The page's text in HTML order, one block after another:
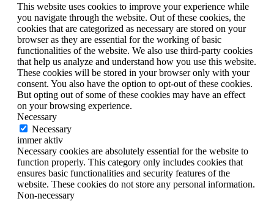
This website uses cookies to improve your experience while
you navigate through the website. Out of these cookies, the
cookies that are categorized as necessary are stored on your
browser as they are essential for the working of basic
functionalities of the website. We also use third-party cookies
that help us analyze and understand how you use this website.
These cookies will be stored in your browser only with your
consent. You also have the option to opt-out of these cookies.
But opting out of some of these cookies may have an effect
on your browsing experience.
Necessary
Necessary
immer aktiv
Necessary cookies are absolutely essential for the website to
function properly. This category only includes cookies that
ensures basic functionalities and security features of the
website. These cookies do not store any personal information.
Non-necessary